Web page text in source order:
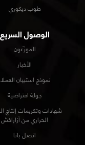
طوب ديكوري
الوصول السريع
الموزّعون
الأخبار
نموذج استبيان
جولة افتراضية
شهادات وتكريمات إنتاج
الحراري من أزاراخش
اتصل بانا